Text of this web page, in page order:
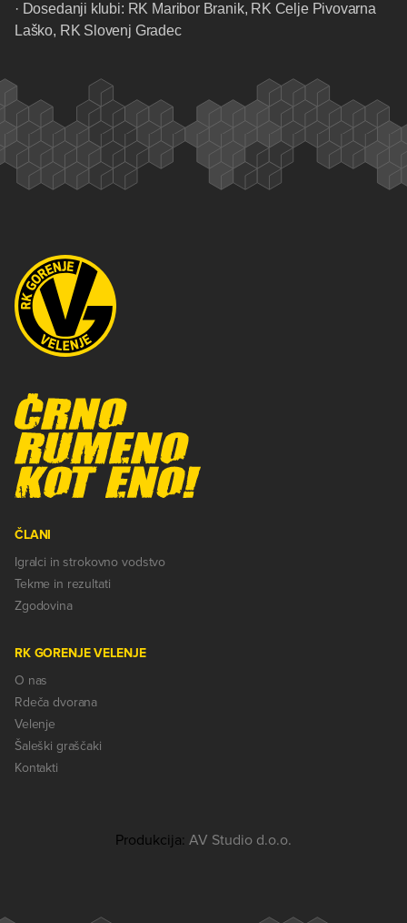
· Dosedanji klubi: RK Maribor Branik, RK Celje Pivovarna
Laško, RK Slovenj Gradec
ČLANI
Igralci in strokovno vodstvo
Tekme in rezultati
Zgodovina
RK GORENJE VELENJE
O nas
Rdeča dvorana
Velenje
Šaleški graščaki
Kontakti
Produkcija: AV Studio d.o.o.